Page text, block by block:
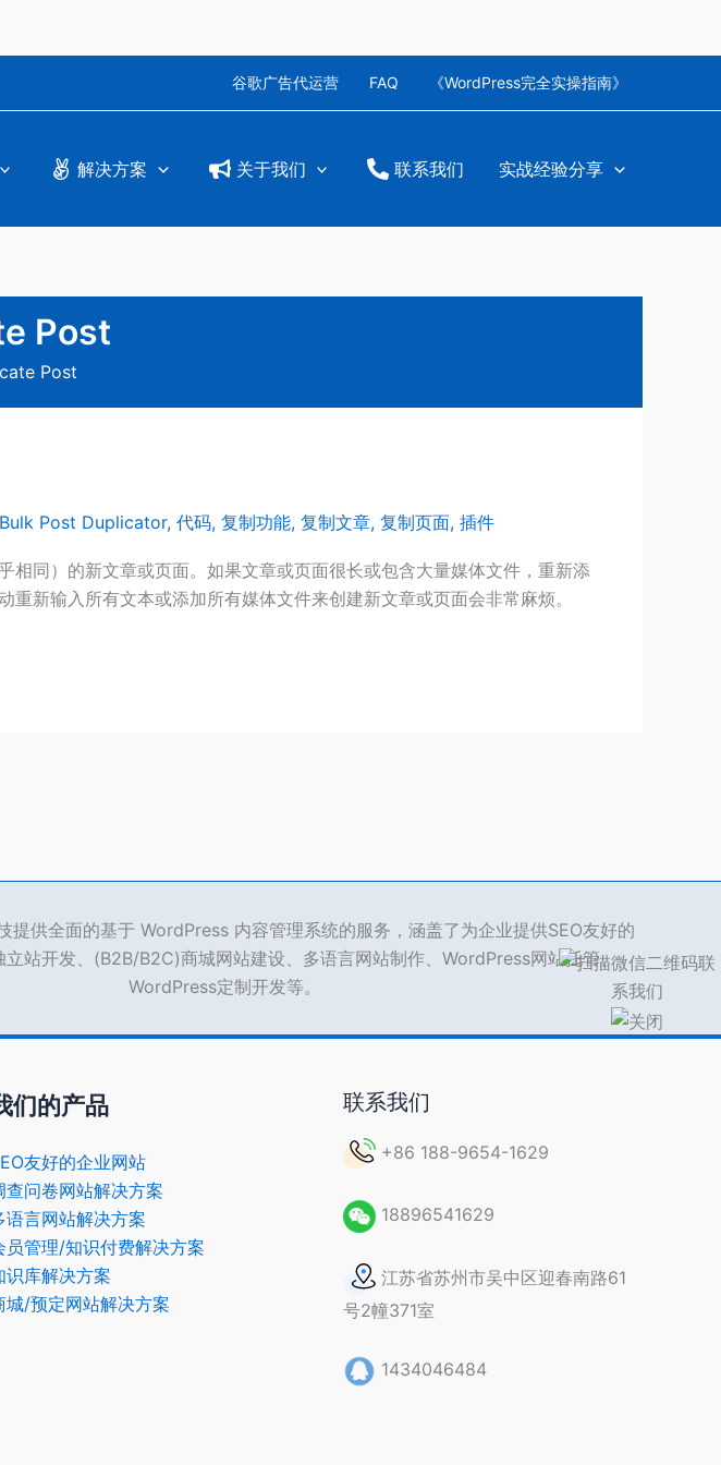
谷歌广告代运营 FAQ 《WordPress完全实操指南》
解决方案 关于我们 联系我们 实战经验分享
Post
Post
Post Duplicator, 代码, 复制功能, 复制文章, 复制页面, 插件
同）的新文章或页面。如果文章或页面很长或包含大量媒体文件，重新添
新输入所有文本或添加所有媒体文件来创建新文章或页面会非常麻烦。
提供全面的基于 WordPress 内容管理系统的服务，涵盖了为企业提供SEO友好的
立站开发、(B2B/B2C)商城网站建设、多语言网站制作、WordPress网站托管、
WordPress定制开发等。
们的产品
友好的企业网站
查问卷网站解决方案
语言网站解决方案
员管理/知识付费解决方案
识库解决方案
城/预定网站解决方案
联系我们
+86 188-9654-1629
18896541629
江苏省苏州市吴中区迎春南路61
号2幢371室
1434046484